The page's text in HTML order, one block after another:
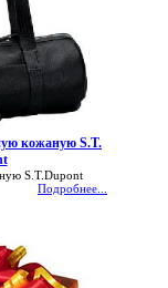
кожаную S.T.
S.T.Dupont
Подробнее...